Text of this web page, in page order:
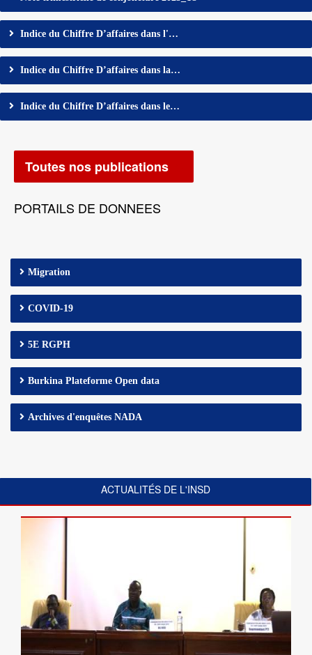
Indice du Chiffre D’affaires dans l'…
Indice du Chiffre D’affaires dans la…
Indice du Chiffre D’affaires dans le…
Toutes nos publications
PORTAILS DE DONNEES
Migration
COVID-19
5E RGPH
Burkina Plateforme Open data
Archives d'enquêtes NADA
ACTUALITÉS DE L'INSD